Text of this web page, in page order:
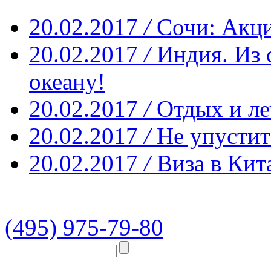
20.02.2017 / Сочи:
20.02.2017 / Индия. Из
океану!
20.02.2017 / Отдых и
20.02.2017 / Не
20.02.2017 / Виза в
(495) 975-79-80